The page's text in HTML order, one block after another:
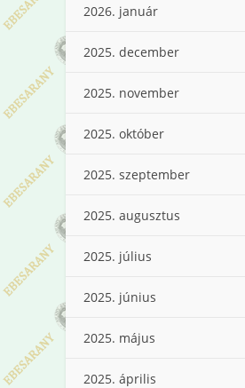
2026. január
2025. december
2025. november
2025. október
2025. szeptember
2025. augusztus
2025. július
2025. június
2025. május
2025. április